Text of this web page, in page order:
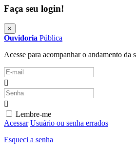
Faça seu login!
×
Ouvidoria Pública
Acesse para acompanhar o andamento da
Lembre-me
Acessar Usuário ou senha errados
Esqueci a senha